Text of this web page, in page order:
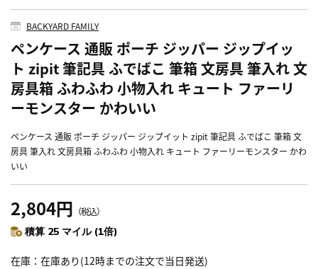
BACKYARD FAMILY
ペンケース 通販 ポーチ ジッパー ジップイッ
ト zipit 筆記具 ふでばこ 筆箱 文房具 筆入れ 文
房具箱 ふわふわ 小物入れ キュート ファーリ
ーモンスター かわいい
ペンケース 通販 ポーチ ジッパー ジップイット zipit 筆記具 ふでばこ 筆箱 文
房具 筆入れ 文房具箱 ふわふわ 小物入れ キュート ファーリーモンスター かわ
いい
2,804円 （税込）
積算 25 マイル (1倍)
在庫 在庫あり(12時までの注文で当日発送)